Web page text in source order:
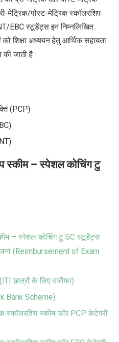
मेट्रिक/पोस्ट-मेट्रिक स्कॉलरशिप
EBC स्टूडेंट्स इन निम्नलिखित
शिक्षा अध्ययन हेतु आर्थिक सहायता
जाती है।
(PCP)
स्कीम – स्पेशल कोचिंग टु
– स्पेशल कोचिंग टु SC स्टूडेंट्स
(Reimbursement of Exam
छात्रों के लिए वजीफा)
Bank Scheme)
स्कॉलरशिप स्कीम फॉर PCP केटेगरी